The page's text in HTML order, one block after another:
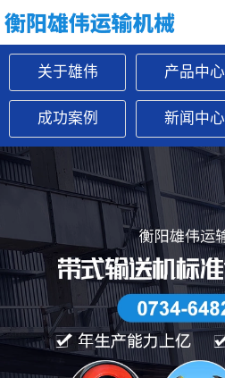
关于雄伟 产品中心
成功案例 新闻中心